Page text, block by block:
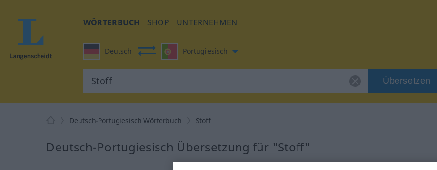
WÖRTERBUCH SHOP UNTERNEHMEN
Deutsch Portugiesisch
Übersetzen
Deutsch-Portugiesisch Wörterbuch Stoff
Deutsch-Portugiesisch Übersetzung für "Stoff"